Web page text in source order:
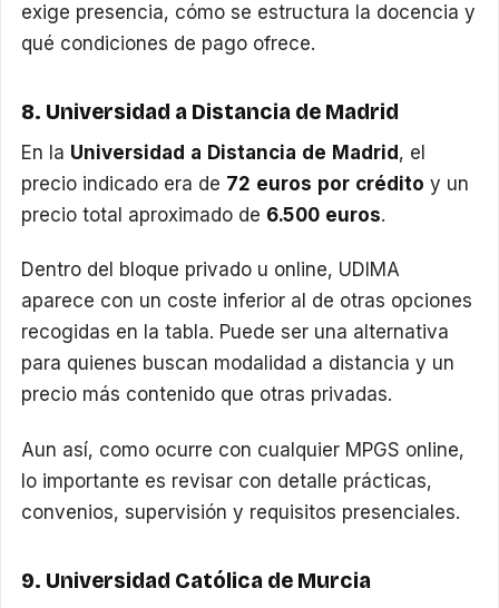
exige presencia, cómo se estructura la docencia y
qué condiciones de pago ofrece.
8. Universidad a Distancia de Madrid
En la Universidad a Distancia de Madrid , el
precio indicado era de 72 euros por crédito y un
precio total aproximado de 6.500 euros.
Dentro del bloque privado u online, UDIMA
aparece con un coste inferior al de otras opciones
recogidas en la tabla. Puede ser una alternativa
para quienes buscan modalidad a distancia y un
precio más contenido que otras privadas.
Aun así, como ocurre con cualquier MPGS online,
lo importante es revisar con detalle prácticas,
convenios, supervisión y requisitos presenciales.
9. Universidad Católica de Murcia